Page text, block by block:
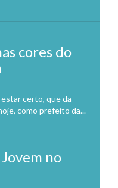
cores do
certo, que da
como prefeito da...
no